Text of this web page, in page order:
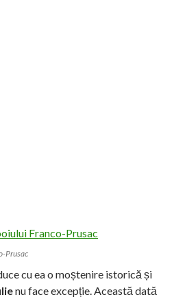
Prusac
cu ea o moștenire istorică și
nu face excepție. Această dată